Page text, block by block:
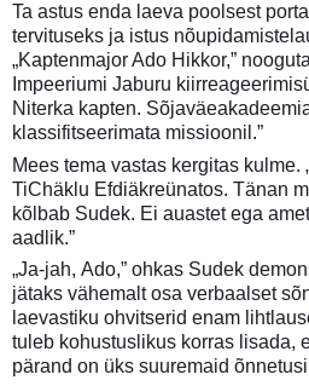
Ta astus enda laeva poolsest
tervituseks ja istus
„Kaptenmajor Ado Hikkor,”
Impeeriumi Jaburu
Niterka kapten.
klassifitseerimata missioonil.”
Mees tema vastas kergitas kulme.
TiChäklu Efdiäkreünatos. Tänan
kõlbab Sudek. Ei auastet ega
aadlik.”
„Ja-jah, Ado,” ohkas Sudek
jätaks vähemalt osa verbaalset
laevastiku ohvitserid enam
tuleb kohustuslikus korras lisada,
pärand on üks suuremaid